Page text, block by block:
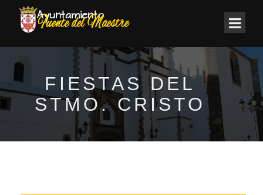
FIESTAS DEL
STMO. CRISTO